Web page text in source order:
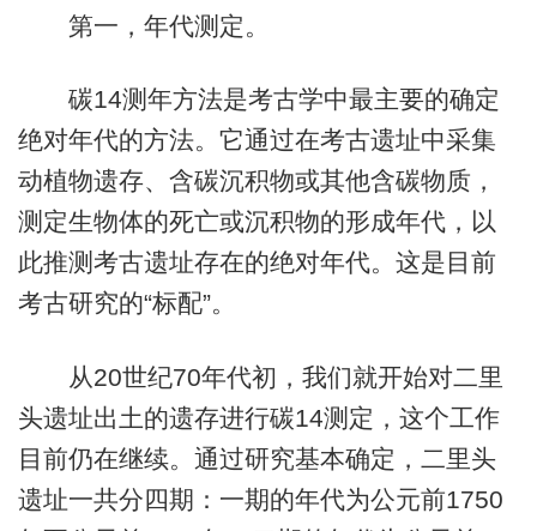
第一，年代测定。
碳14测年方法是考古学中最主要的确定
绝对年代的方法。它通过在考古遗址中采集
动植物遗存、含碳沉积物或其他含碳物质，
测定生物体的死亡或沉积物的形成年代，以
此推测考古遗址存在的绝对年代。这是目前
考古研究的“标配”。
从20世纪70年代初，我们就开始对二里
头遗址出土的遗存进行碳14测定，这个工作
目前仍在继续。通过研究基本确定，二里头
遗址一共分四期：一期的年代为公元前1750